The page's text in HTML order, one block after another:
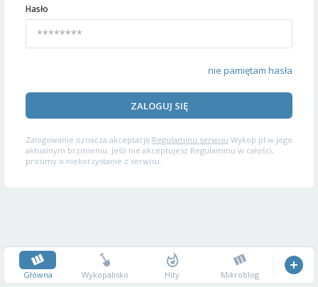
Hasło
nie pamiętam hasła
ZALOGUJ SIĘ
Zalogowanie oznacza akceptację Regulaminu serwisu Wykop.pl w jego
aktualnym brzmieniu. Jeśli nie akceptujesz Regulaminu w całości,
prosimy o niekorzystanie z serwisu.
Główna Wykopalisko Hity Mikroblog